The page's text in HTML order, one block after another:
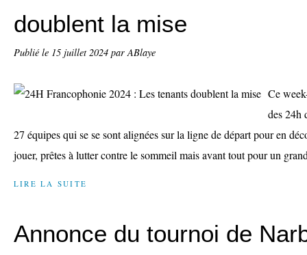
doublent la mise
Publié le 15 juillet 2024 par ABlaye
Ce
des 24h
27 équipes qui se se sont alignées sur la ligne de départ pour en
jouer, prêtes à lutter contre le sommeil mais avant tout pour un
LIRE LA SUITE
Annonce du tournoi de